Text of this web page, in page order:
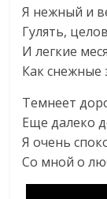
Я нежный и
Гулять,
И легкие
Как снежные
Темнеет
Еще далеко
Я очень
Со мной о